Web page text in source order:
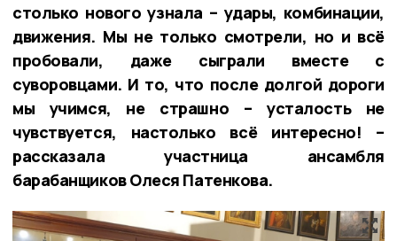
столько нового узнала – удары, комбинации,
движения. Мы не только смотрели, но и всё
пробовали, даже сыграли вместе с
суворовцами. И то, что после долгой дороги
мы учимся, не страшно – усталость не
чувствуется, настолько всё интересно! –
рассказала участница ансамбля
барабанщиков Олеся Патенкова.